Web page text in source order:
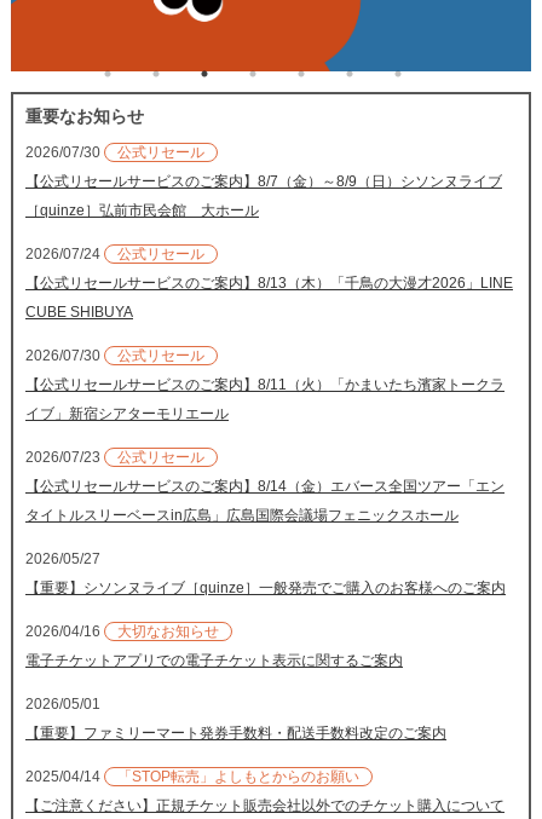
重要なお知らせ
2026/07/30
公式リセール
【公式リセールサービスのご案内】8/7（金）～8/9（日）シソンヌライブ
［quinze］弘前市民会館 大ホール
2026/07/24
公式リセール
【公式リセールサービスのご案内】8/13（木）「千鳥の大漫才2026」LINE
CUBE SHIBUYA
2026/07/30
公式リセール
【公式リセールサービスのご案内】8/11（火）「かまいたち濱家トークラ
イブ」新宿シアターモリエール
2026/07/23
公式リセール
【公式リセールサービスのご案内】8/14（金）エバース全国ツアー「エン
タイトルスリーベースin広島」広島国際会議場フェニックスホール
2026/05/27
【重要】シソンヌライブ［quinze］一般発売でご購入のお客様へのご案内
2026/04/16
大切なお知らせ
電子チケットアプリでの電子チケット表示に関するご案内
2026/05/01
【重要】ファミリーマート発券手数料・配送手数料改定のご案内
2025/04/14
「STOP転売」よしもとからのお願い
【ご注意ください】正規チケット販売会社以外でのチケット購入について